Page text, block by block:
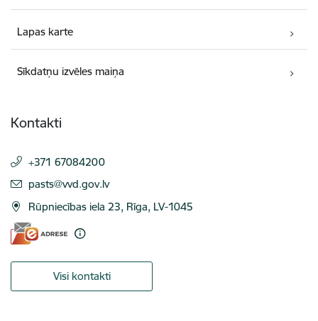
Lapas karte
Sīkdatņu izvēles maiņa
Kontakti
+371 67084200
E-pasts:
pasts@vvd.gov.lv
Rūpniecības iela 23, Rīga, LV-1045
Visi kontakti